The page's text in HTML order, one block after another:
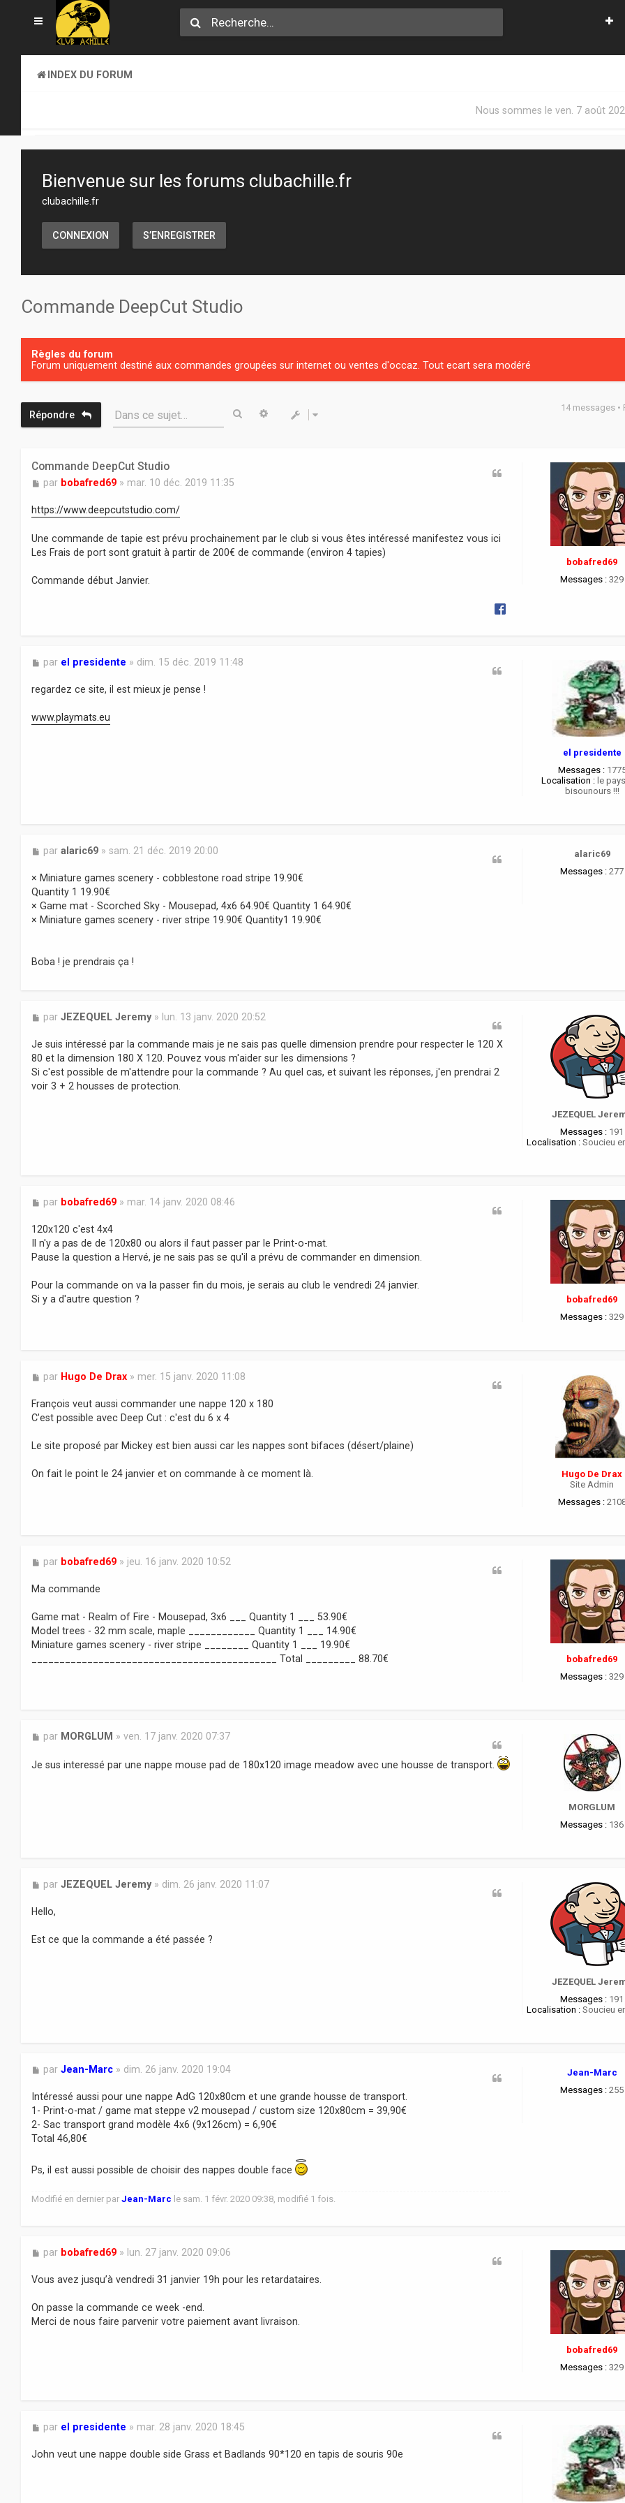
INDEX DU FORUM
Nous sommes le ven. 7 août
Bienvenue sur les forums clubachille.fr
clubachille.fr
CONNEXION S’ENREGISTRER
Commande DeepCut Studio
Règles du forum
Forum uniquement destiné aux commandes groupées sur internet ou ventes d'occaz. Tout ecart sera modéré
Répondre Dans ce sujet… RechercherRecherche avancée 14 messages •
bobafred69
Messages : 329
Commande DeepCut Studio
M
s
s
g
e
par bobafred69» mar. 10 déc. 2019 11:35
https://www.deepcutstudio.com/
Une commande de tapie est prévu prochainement par le club si vous êtes intéressé manifestez vous ici
Les Frais de port sont gratuit à partir de 200€ de commande (environ 4 tapies)
Commande début Janvier.
el presidente
Messages :
Localisation :le
bisounours !!!
M
s
s
g
par el presidente » dim. 15 déc. 2019 11:48
regardez ce site, il est mieux je pense !
www.playmats.eu
alaric69
Messages : 277
M
s
s
a
g
e
par alaric69» sam. 21 déc. 2019 20:00
× Miniature games scenery - cobblestone road stripe 19.90€
Quantity 1 19.90€
× Game mat - Scorched Sky - Mousepad, 4x6 64.90€ Quantity 1 64.90€
× Miniature games scenery - river stripe 19.90€ Quantity1 19.90€
Boba ! je prendrais ça !
JEZEQUEL
Messages : 191
Localisation : Soucieu
M
s
s
a
g
e
par JEZEQUEL Jeremy» lun. 13 janv. 2020 20:52
Je suis intéressé par la commande mais je ne sais pas quelle dimension prendre pour respecter le 120 X
80 et la dimension 180 X 120. Pouvez vous m'aider sur les dimensions ?
Si c'est possible de m'attendre pour la commande ? Au quel cas, et suivant les réponses, j'en prendrai 2
voir 3 + 2 housses de protection.
bobafred69
Messages : 329
M
s
s
a
g
par bobafred69» mar. 14 janv. 2020 08:46
120x120 c'est 4x4
Il n'y a pas de de 120x80 ou alors il faut passer par le Print-o-mat.
Pause la question a Hervé, je ne sais pas se qu'il a prévu de commander en dimension.
Pour la commande on va la passer fin du mois, je serais au club le vendredi 24 janvier.
Si y a d'autre question ?
Hugo De Drax
Site Admin
Messages :
M
s
s
a
e
par Hugo De Drax» mer. 15 janv. 2020 11:08
François veut aussi commander une nappe 120 x 180
C'est possible avec Deep Cut : c'est du 6 x 4
Le site proposé par Mickey est bien aussi car les nappes sont bifaces (désert/plaine)
On fait le point le 24 janvier et on commande à ce moment là.
bobafred69
Messages : 329
M
s
s
g
e
par bobafred69» jeu. 16 janv. 2020 10:52
Ma commande
Game mat - Realm of Fire - Mousepad, 3x6 ___ Quantity 1 ___ 53.90€
Model trees - 32 mm scale, maple ____________ Quantity 1 ___ 14.90€
Miniature games scenery - river stripe ________ Quantity 1 ___ 19.90€
____________________________________________ Total _________ 88.70€
MORGLUM
Messages : 136
M
s
par MORGLUM » ven. 17 janv. 2020 07:37
Je sus interessé par une nappe mouse pad de 180x120 image meadow avec une housse de transport.
JEZEQUEL
Messages : 191
Localisation : Soucieu
M
s
s
g
par JEZEQUEL Jeremy» dim. 26 janv. 2020 11:07
Hello,
Est ce que la commande a été passée ?
Jean-Marc
Messages : 255
M
s
s
a
g
e
par Jean-Marc» dim. 26 janv. 2020 19:04
Intéressé aussi pour une nappe AdG 120x80cm et une grande housse de transport.
1- Print-o-mat / game mat steppe v2 mousepad / custom size 120x80cm = 39,90€
2- Sac transport grand modèle 4x6 (9x126cm) = 6,90€
Total 46,80€
Ps, il est aussi possible de choisir des nappes double face
Modifié en dernier par Jean-Marc le sam. 1 févr. 2020 09:38, modifié 1 fois.
bobafred69
Messages : 329
M
s
g
e
par bobafred69» lun. 27 janv. 2020 09:06
Vous avez jusqu’à vendredi 31 janvier 19h pour les retardataires.
On passe la commande ce week -end.
Merci de nous faire parvenir votre paiement avant livraison.
M
s
par el presidente » mar. 28 janv. 2020 18:45
John veut une nappe double side Grass et Badlands 90*120 en tapis de souris 90e